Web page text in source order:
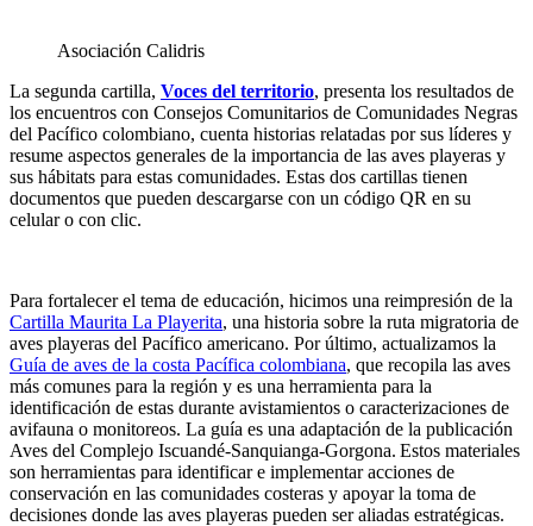
Asociación Calidris
La segunda cartilla, Voces del territorio, presenta los resultados de
los encuentros con Consejos Comunitarios de Comunidades Negras
del Pacífico colombiano, cuenta historias relatadas por sus líderes y
resume aspectos generales de la importancia de las aves playeras y
sus hábitats para estas comunidades. Estas dos cartillas tienen
documentos que pueden descargarse con un código QR en su
celular o con clic.
Para fortalecer el tema de educación, hicimos una reimpresión de la
Cartilla Maurita La Playerita, una historia sobre la ruta migratoria de
aves playeras del Pacífico americano. Por último, actualizamos la
Guía de aves de la costa Pacífica colombiana, que recopila las aves
más comunes para la región y es una herramienta para la
identificación de estas durante avistamientos o caracterizaciones de
avifauna o monitoreos. La guía es una adaptación de la publicación
Aves del Complejo Iscuandé-Sanquianga-Gorgona. Estos materiales
son herramientas para identificar e implementar acciones de
conservación en las comunidades costeras y apoyar la toma de
decisiones donde las aves playeras pueden ser aliadas estratégicas.